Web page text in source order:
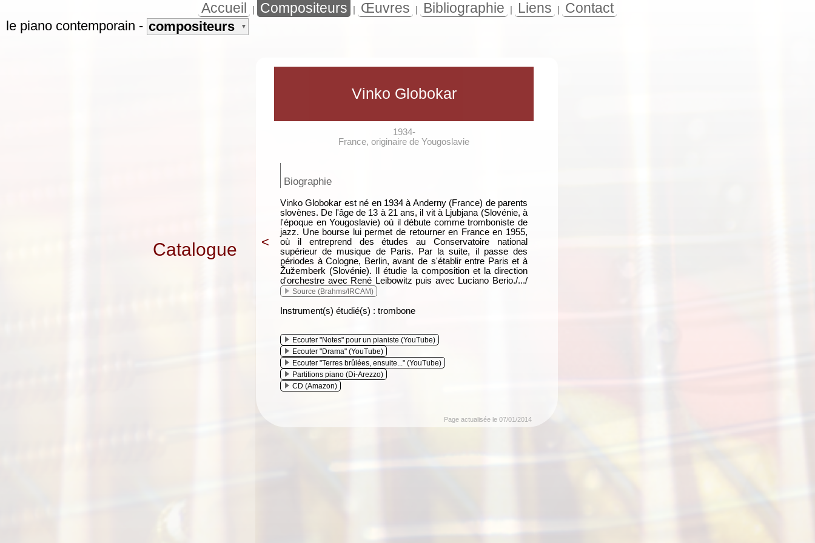
Accueil Compositeurs Œuvres Bibliographie Liens Contact
Catalogue <
Vinko Globokar
1934-
France, originaire de Yougoslavie
Biographie
Vinko Globokar est né en 1934 à Anderny (France) de parents
slovènes. De l'âge de 13 à 21 ans, il vit à Ljubjana (Slovénie, à
l'époque en Yougoslavie) où il débute comme tromboniste de
jazz. Une bourse lui permet de retourner en France en 1955,
où il entreprend des études au Conservatoire national
supérieur de musique de Paris. Par la suite, il passe des
périodes à Cologne, Berlin, avant de s'établir entre Paris et à
Žužemberk (Slovénie). Il étudie la composition et la direction
d'orchestre avec René Leibowitz puis avec Luciano Berio./.../
Source (Brahms/IRCAM)
Instrument(s) étudié(s) : trombone
Ecouter "Notes" pour un pianiste (YouTube)
Ecouter "Drama" (YouTube)
Ecouter "Terres brûlées, ensuite..." (YouTube)
Partitions piano (Di-Arezzo)
CD (Amazon)
Page actualisée le 07/01/2014
le piano contemporain - compositeurs ▼